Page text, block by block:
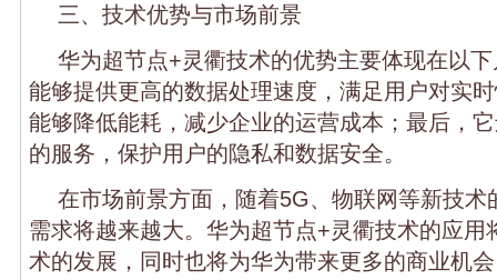
三、技术优势与市场前景
华为超节点+灵衢技术的优势主要体现在以
能够提供更高的数据处理速度，满足用户对实
能够降低能耗，减少企业的运营成本；最后，
的服务，保护用户的隐私和数据安全。
在市场前景方面，随着5G、物联网等新技术
需求将越来越大。华为超节点+灵衢技术的应用
术的发展，同时也将为华为带来更多的商业机